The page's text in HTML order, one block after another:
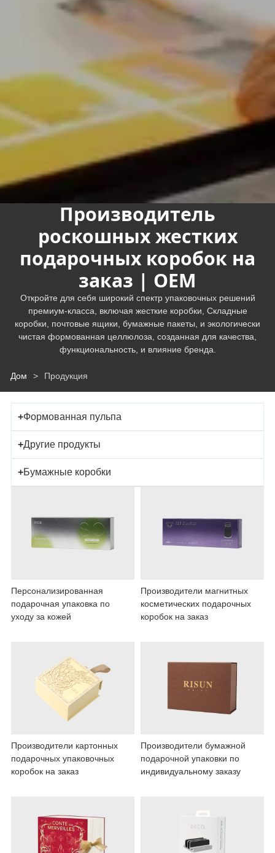
Производитель
роскошных жестких
подарочных коробок на
заказ | OEM
Откройте для себя широкий спектр упаковочных решений
премиум-класса, включая жесткие коробки, Складные
коробки, почтовые ящики, бумажные пакеты, и экологически
чистая формованная целлюлоза, созданная для качества,
функциональность, и влияние бренда.
Дом > Продукция
+Формованная пульпа
+Другие продукты
+Бумажные коробки
Персонализированная
подарочная упаковка по
уходу за кожей
Производители магнитных
косметических подарочных
коробок на заказ
Производители картонных
подарочных упаковочных
коробок на заказ
Производители бумажной
подарочной упаковки по
индивидуальному заказу